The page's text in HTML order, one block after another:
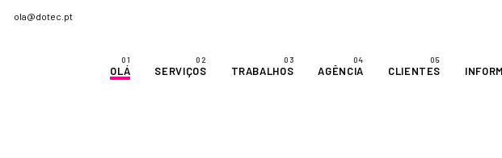
ola@dotec.pt
OLÁ SERVIÇOS TRABALHOS AGÊNCIA CLIENTES